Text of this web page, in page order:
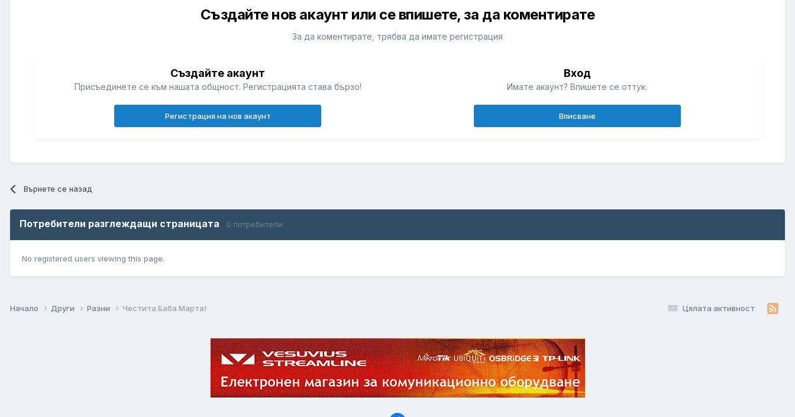
Създайте нов акаунт или се впишете, за да коментирате
За да коментирате, трябва да имате регистрация
Създайте акаунт
Присъединете се към нашата общност. Регистрацията става бързо!
Регистрация на нов акаунт
Вход
Имате акаунт? Впишете се оттук.
Вписване
Върнете се назад
Потребители разглеждащи страницата 0 потребители
No registered users viewing this page.
Цялата активност
Начало Други Разни Честита Баба Марта!